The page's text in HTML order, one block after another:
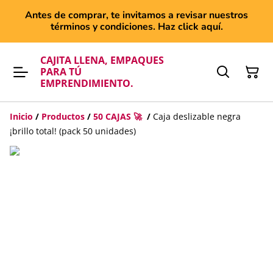
Antes de comprar, te invitamos a revisar nuestros
términos y condiciones. Haz click aquí.
CAJITA LLENA, EMPAQUES
PARA TÚ
EMPRENDIMIENTO.
Inicio / Productos / 50 CAJAS 🚀 / Caja deslizable negra
¡brillo total! (pack 50 unidades)